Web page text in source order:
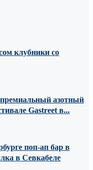
клубники со
азотный
Gastreet в...
поп-ап бар в
в Севкабеле